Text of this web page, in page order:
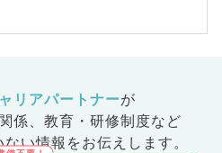
リアパートナーが
係、 教育・研修制度など
い情報をお伝えします。